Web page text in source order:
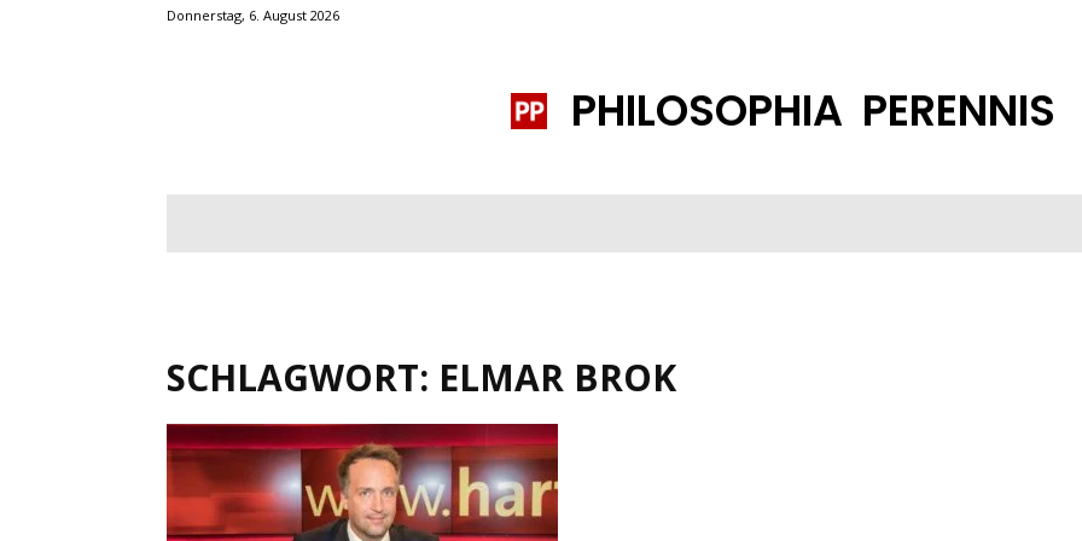
Donnerstag, 6. August 2026
PHILOSOPHIA PERENNIS
SCHLAGWORT: ELMAR BROK